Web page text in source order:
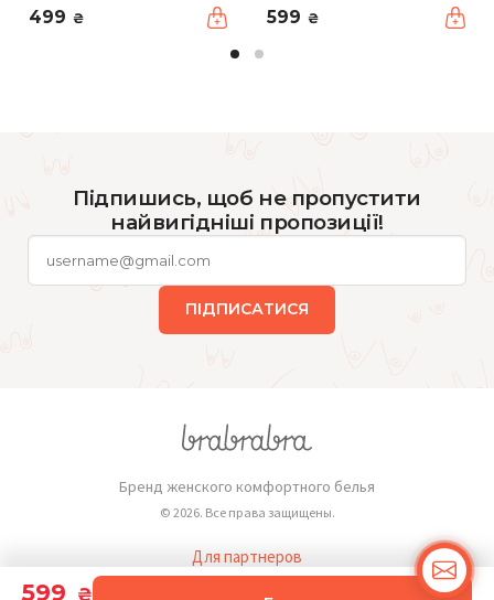
599 ₴
499 ₴ 599 ₴
Підпишись, щоб не пропустити
найвигідніші пропозиції!
ПІДПИСАТИСЯ
Бренд женского комфортного белья
© 2026. Все права защищены.
Для партнеров